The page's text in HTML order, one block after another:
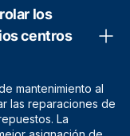
los
centros
mantenimiento al
las reparaciones de
La